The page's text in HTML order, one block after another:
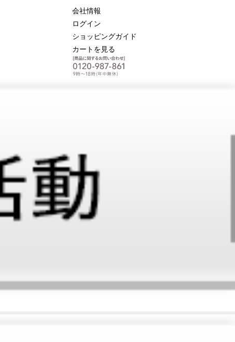
会社情報
ログイン
ショッピングガイド
カートを見る